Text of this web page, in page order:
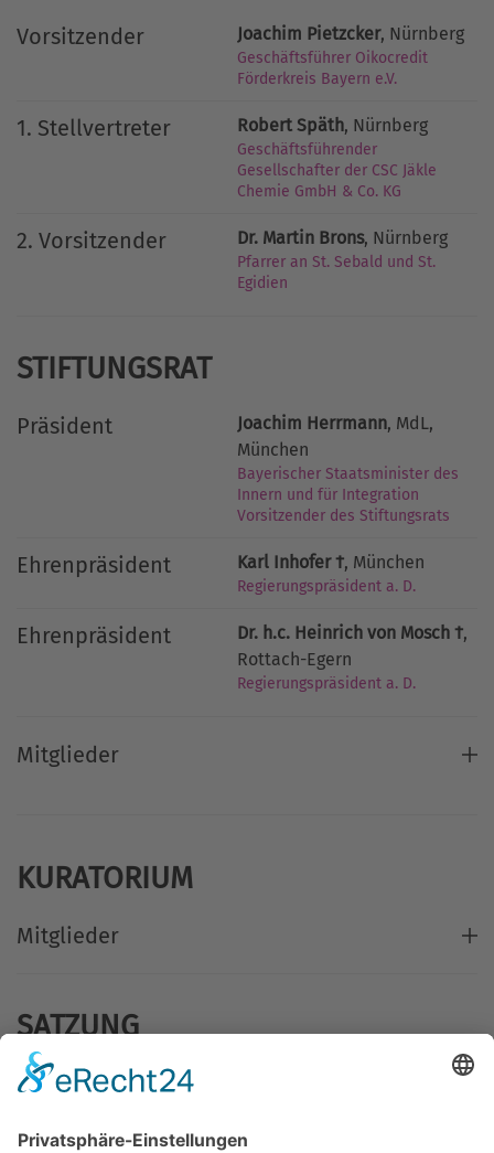
Vorsitzender Joachim Pietzcker, Nürnberg
Geschäftsführer Oikocredit
Förderkreis Bayern e.V.
1. Stellvertreter Robert Späth, Nürnberg
Geschäftsführender
Gesellschafter der CSC Jäkle
Chemie GmbH & Co. KG
2. Vorsitzender Dr. Martin Brons, Nürnberg
Pfarrer an St. Sebald und St.
Egidien
STIFTUNGSRAT
Präsident Joachim Herrmann, MdL,
München
Bayerischer Staatsminister des
Innern und für Integration
Vorsitzender des Stiftungsrats
Ehrenpräsident Karl Inhofer †, München
Regierungspräsident a. D.
Ehrenpräsident Dr. h.c. Heinrich von Mosch †,
Rottach-Egern
Regierungspräsident a. D.
Mitglieder
KURATORIUM
Mitglieder
SATZUNG